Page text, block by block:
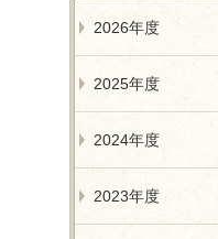
2026年度
2025年度
2024年度
2023年度